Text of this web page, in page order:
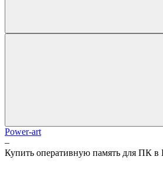
Power-art
–
Купить оперативную память для ПК в